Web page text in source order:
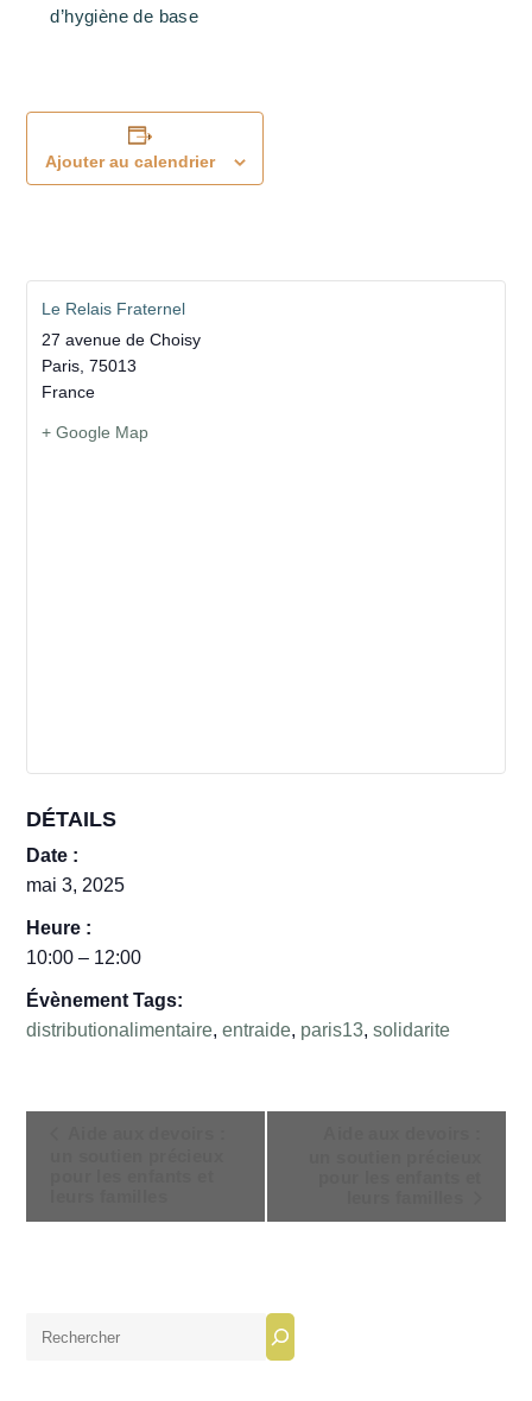
d’hygiène de base
Ajouter au calendrier
DÉTAILS
Date :
mai 3, 2025
Heure :
10:00 – 12:00
Évènement Tags:
distributionalimentaire,entraide, paris13,solidarite
Le Relais Fraternel
27 avenue de Choisy
Paris 75013
France
+ Google Map
I